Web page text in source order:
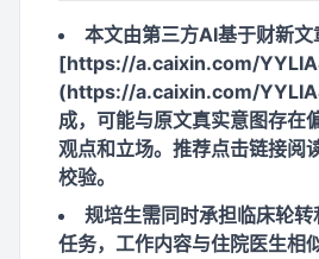
本文由第三方AI基于财新文
[https://a.caixin.com/
(https://a.caixin.com/
成，可能与原文真实意图存在
观点和立场。推荐点击链接阅
校验。
规培生需同时承担临床轮
任务，工作内容与住院医生相